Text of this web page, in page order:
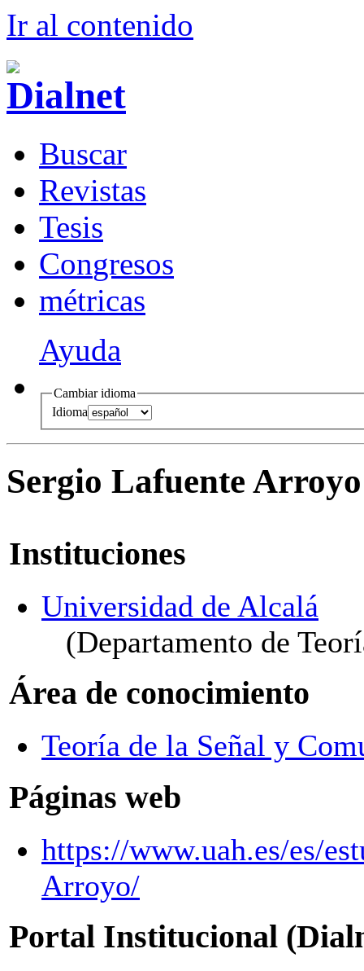
Ir al contenido
Buscar
Revistas
Tesis
Congresos
métricas
Ayuda
Cambiar idioma
Idioma
Sergio Lafuente Arroyo
Instituciones
Universidad de Alcalá
(Departamento de
Área de conocimiento
Teoría de la Señal y
Páginas web
https://www.uah.es/es/
Arroyo/
Portal Institucional